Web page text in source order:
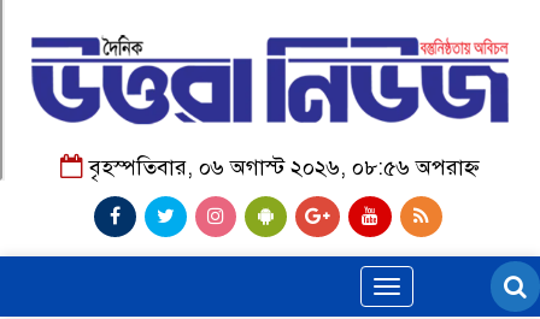
বৃহস্পতিবার, ০৬ অগাস্ট ২০২৬, ০৮:৫৬ অপরাহ্ন
Toggle